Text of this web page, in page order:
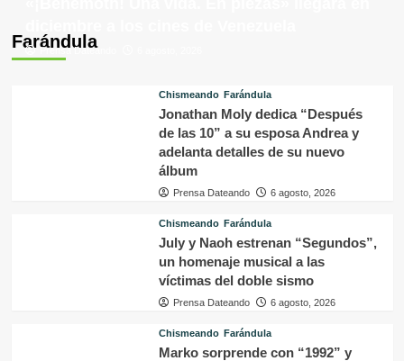
Farándula
Prensa Dateando
Chismeando Farándula
Jonathan Moly dedica “Después
de las 10” a su esposa Andrea y
adelanta detalles de su nuevo
álbum
Prensa Dateando 6 agosto, 2026
Chismeando Farándula
July y Naoh estrenan “Segundos”,
un homenaje musical a las
víctimas del doble sismo
Prensa Dateando 6 agosto, 2026
Chismeando Farándula
Marko sorprende con “1992” y